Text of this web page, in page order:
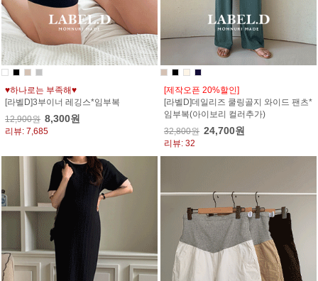
♥하나로는 부족해♥
[라벨D]3부이너 레깅스*임부복
12,900원 8,300원
리뷰: 7,685
[제작오픈 20%할인]
[라벨D]데일리즈 쿨링골지 와이드 팬츠*
임부복(아이보리 컬러추가)
32,800원 24,700원
리뷰: 32